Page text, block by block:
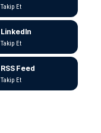
Takip Et
LinkedIn
Takip Et
RSS Feed
Takip Et